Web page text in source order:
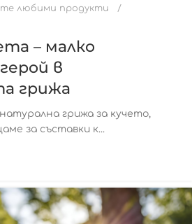
любими продукти
– малко
в
грижа
грижа за кучето,
за съставки к...